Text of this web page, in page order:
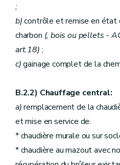
;
b)contrôle et remise en état
charbon (, bois ou pellets -
art.18) ;
c)gainage complet de la
B.2.2) Chauffage central:
a)remplacement de la
et mise en service de:
* chaudière murale ou sur
* chaudière au mazout avec